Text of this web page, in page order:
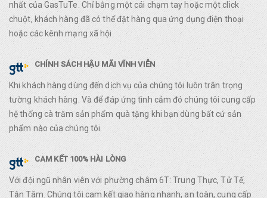
nhất của GasTuTe. Chỉ bằng một cái chạm tay hoặc một click
chuột, khách hàng đã có thể đặt hàng qua ứng dụng điện thoại
hoặc các kênh mạng xã hội
CHÍNH SÁCH HẬU MÃI VĨNH VIỄN
Khi khách hàng dùng đến dịch vụ của chúng tôi luôn trân trọng
tường khách hàng. Và để đáp ứng tình cảm đó chúng tôi cung cấp
hệ thống cà trăm sản phẩm quà tặng khi bạn dùng bất cứ sản
phẩm nào của chúng tôi.
CAM KẾT 100% HÀI LÒNG
Với đội ngũ nhân viên với phường châm 6T: Trung Thực, Tử Tế,
Tận Tâm. Chúng tôi cam kết giao hàng nhanh, an toàn, cung cấp